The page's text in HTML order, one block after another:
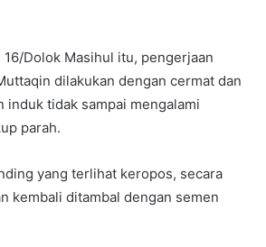
Dolok Masihul itu, pengerjaan
dilakukan dengan cermat dan
induk tidak sampai mengalami
parah.
yang terlihat keropos, secara
kembali ditambal dengan semen